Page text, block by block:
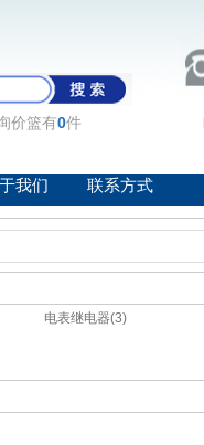
价篮有0件
我们 联系方式
电表继电器(3)